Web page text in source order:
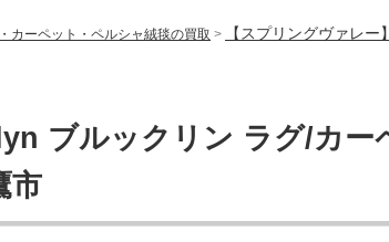
カーペット・ペルシャ絨毯の買取 >
【スプリングヴァレ
ブルックリン ラグ/カー
市